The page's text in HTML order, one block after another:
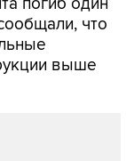
что
выше